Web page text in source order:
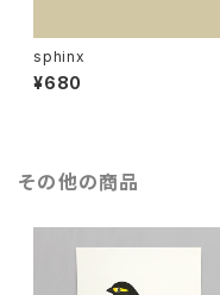
sphinx
¥680
その他の商品